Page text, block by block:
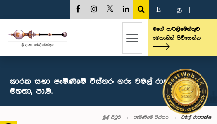
E த
මගේ පාර්ලිමේන්තුව
මෙතැනින් පිවිසෙන්න
කාරක සභා පැමිණීමේ විස්තර: ගරු චමල් රාජපක්ෂ
මහතා, පා.ම.
මුල් පිටුව පැමිණීමේ විස්තර චමල් රාජපක්ෂ